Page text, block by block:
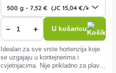
− + U košaricu
Idealan za sve vrste hortenzija koje
se uzgajaju u kontejnerima i
cvjetnjacima. Nije prikladno za plave